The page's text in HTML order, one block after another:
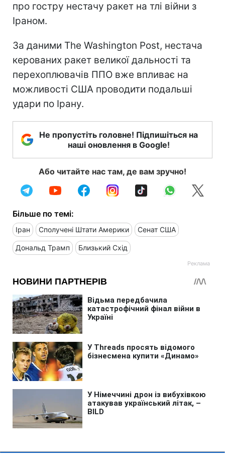
про гостру нестачу ракет на тлі війни з
Іраном.
За даними The Washington Post, нестача
керованих ракет великої дальності та
перехоплювачів ППО вже впливає на
можливості США проводити подальші
удари по Ірану.
Не пропустіть головне! Підпишіться на
наші оновлення в Google!
Або читайте нас там, де вам зручно!
Більше по темі:
Іран Сполучені Штати Америки Сенат США
Дональд Трамп Близький Схід